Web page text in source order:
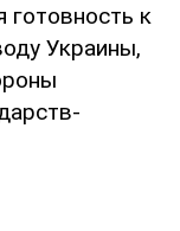
готовность к
Украины,